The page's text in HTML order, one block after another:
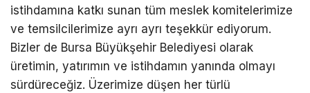
istihdamına katkı sunan tüm meslek komitelerimize
ve temsilcilerimize ayrı ayrı teşekkür ediyorum.
Bizler de Bursa Büyükşehir Belediyesi olarak
üretimin, yatırımın ve istihdamın yanında olmayı
sürdüreceğiz. Üzerimize düşen her türlü